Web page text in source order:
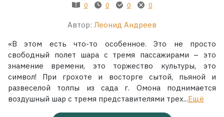
0 0 0 0
Автор: Леонид Андреев
«В этом есть что-то особенное. Это не просто
свободный полет шара с тремя пассажирами – это
знамение времени, это торжество культуры, это
символ! При грохоте и восторге сытой, пьяной и
развеселой толпы из сада г. Омона поднимается
воздушный шар с тремя представителями трех...Ещё